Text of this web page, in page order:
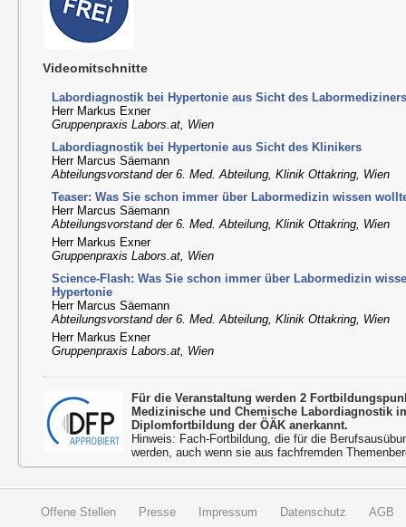
Videomitschnitte
Labordiagnostik bei Hypertonie aus Sicht des
Herr Markus Exner
Gruppenpraxis Labors.at, Wien
Labordiagnostik bei Hypertonie aus Sicht des Klinikers
Herr Marcus Säemann
Abteilungsvorstand der 6. Med. Abteilung, Klinik Ottakring, Wien
Teaser: Was Sie schon immer über Labormedizin wissen
Herr Marcus Säemann
Abteilungsvorstand der 6. Med. Abteilung, Klinik Ottakring, Wien
Herr Markus Exner
Gruppenpraxis Labors.at, Wien
Science-Flash: Was Sie schon immer über Labormedizin
Hypertonie
Herr Marcus Säemann
Abteilungsvorstand der 6. Med. Abteilung, Klinik Ottakring, Wien
Herr Markus Exner
Gruppenpraxis Labors.at, Wien
Für die Veranstaltung werden 2
Medizinische und Chemische Labordiagnostik
Diplomfortbildung der ÖÄK anerkannt.
Hinweis: Fach-Fortbildung, die für die
werden, auch wenn sie aus fachfremden
Offene Stellen Presse Impressum Datenschutz AGB